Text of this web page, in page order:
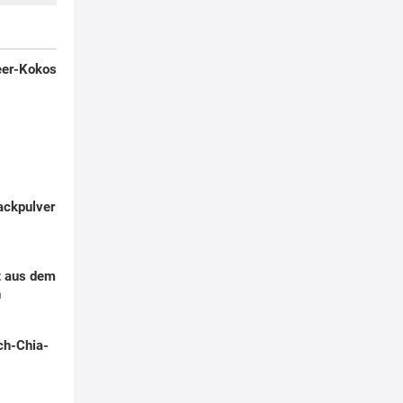
Kokos
dem
Chia-